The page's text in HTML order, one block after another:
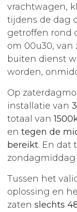
vrachtwagen,
tijdens de dag
getroffen rond
om 00u30, van
buiten dienst
worden,
Op
installatie van
totaal van
en tegen de
bereikt. En dat
zondagmiddag
Tussen het
oplossing en
zaten slechts